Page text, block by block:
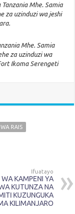
Mhe. Samia
za uzinduzi wa jeshi
Mhe. Samia
za uzinduzi wa
Ikoma Serengeti
RAIS
Ifuatayo
KAMPENI YA
KUTUNZA NA
KUZUNGUKA
KILIMANJARO